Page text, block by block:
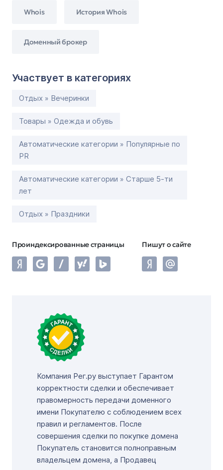
Whois История Whois
Доменный брокер
Участвует в категориях
Отдых » Вечеринки
Товары » Одежда и обувь
Автоматические категории » Популярные по
PR
Автоматические категории » Старше 5-ти
лет
Отдых » Праздники
Проиндексированные страницы Пишут о сайте
Компания Рег.ру выступает Гарантом
корректности сделки и обеспечивает
правомерность передачи доменного
имени Покупателю с соблюдением всех
правил и регламентов. После
совершения сделки по покупке домена
Покупатель становится полноправным
владельцем домена, а Продавец